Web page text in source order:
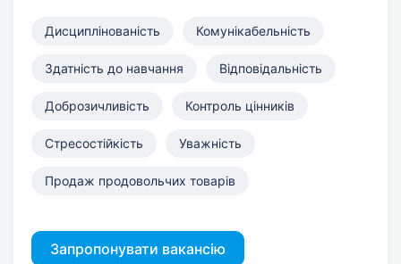
Дисциплінованість Комунікабельність
Здатність до навчання Відповідальність
Доброзичливість Контроль цінників
Стресостійкість Уважність
Продаж продовольчих товарів
Запропонувати вакансію